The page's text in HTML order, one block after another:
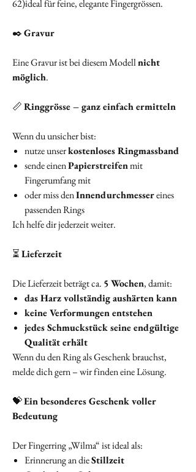
62)ideal für feine, elegante Fingergrössen.
✒️Gravur
Eine Gravur ist bei diesem Modellnicht
möglich.
📏Ringgrösse – ganz einfach ermitteln
Wenn du unsicher bist:
nutze unserkostenloses Ringmassband
sende einenPapierstreifenmit
Fingerumfang mit
oder miss denInnendurchmessereines
passenden Rings
Ich helfe dir jederzeit weiter.
⏳Lieferzeit
Die Lieferzeit beträgt ca. 5 Wochen, damit:
das Harz vollständig aushärten kann
keine Verformungen entstehen
jedes Schmuckstück seine endgültige
Qualität erhält
Wenn du den Ring als Geschenk brauchst,
melde dich gern – wir finden eine Lösung.
💝Ein besonderes Geschenk voller
Bedeutung
Der Fingerring „Wilma“ ist ideal als:
Erinnerung an dieStillzeit